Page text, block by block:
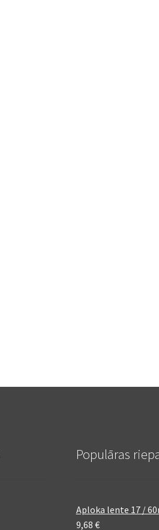
Populāras
Aploka lente 17 /
9,68 €